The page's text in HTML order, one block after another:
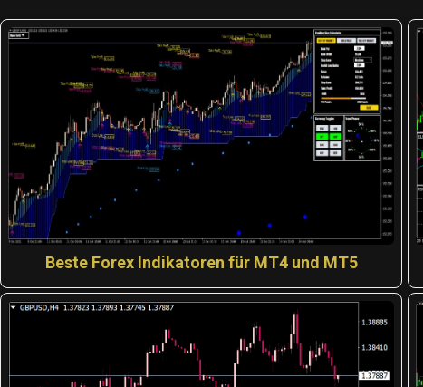
Beste Forex Indikatoren für MT4 und MT5